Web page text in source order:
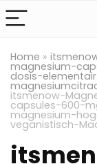
Home »
magnesium-
dosis-
itsmenow-
capsules-600-
magnesium-
veganistisch-